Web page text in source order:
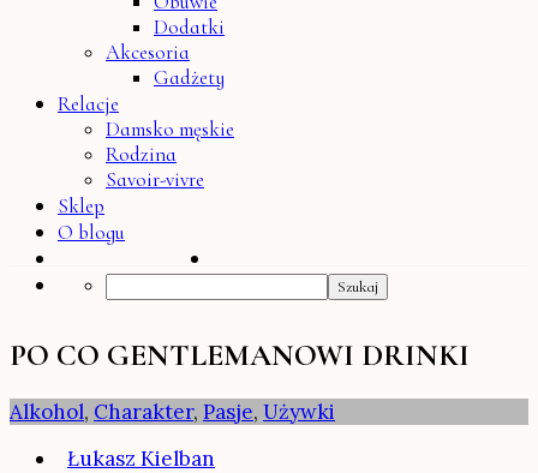
Dodatki
Akcesoria
Gadżety
Relacje
Damsko męskie
Rodzina
Savoir-vivre
Sklep
O blogu
PO CO GENTLEMANOWI DRINKI
Alkohol, Charakter, Pasje, Używki
Łukasz Kielban